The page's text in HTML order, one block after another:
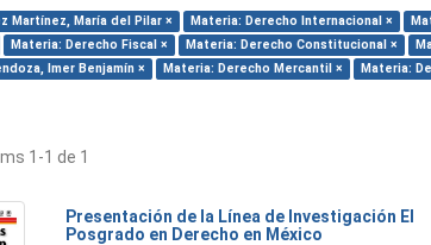
Martínez, María del Pilar × Materia: Derecho Internacional ×
Materia: Derecho Fiscal × Materia: Derecho Constitucional ×
Imer Benjamín ×
Materia: Derecho Mercantil × Materia:
1-1 de 1
Presentación de la Línea de Investigación El
Posgrado en Derecho en México